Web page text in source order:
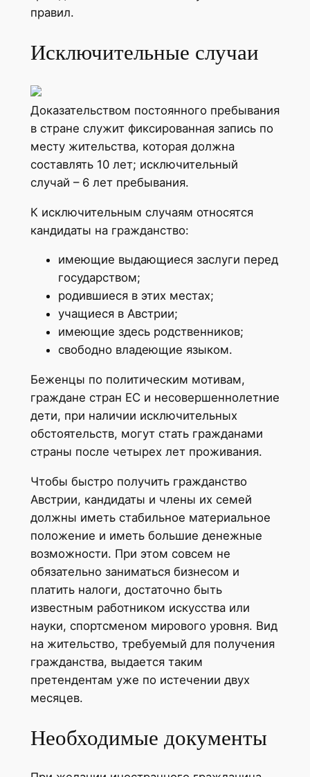
правил.
Исключительные случаи
Доказательством постоянного пребывания
в стране служит фиксированная запись по
месту жительства, которая должна
составлять 10 лет; исключительный
случай – 6 лет пребывания.
К исключительным случаям относятся
кандидаты на гражданство:
имеющие выдающиеся заслуги перед
государством;
родившиеся в этих местах;
учащиеся в Австрии;
имеющие здесь родственников;
свободно владеющие языком.
Беженцы по политическим мотивам,
граждане стран ЕС и несовершеннолетние
дети, при наличии исключительных
обстоятельств, могут стать гражданами
страны после четырех лет проживания.
Чтобы быстро получить гражданство
Австрии, кандидаты и члены их семей
должны иметь стабильное материальное
положение и иметь большие денежные
возможности. При этом совсем не
обязательно заниматься бизнесом и
платить налоги, достаточно быть
известным работником искусства или
науки, спортсменом мирового уровня. Вид
на жительство, требуемый для получения
гражданства, выдается таким
претендентам уже по истечении двух
месяцев.
Необходимые документы